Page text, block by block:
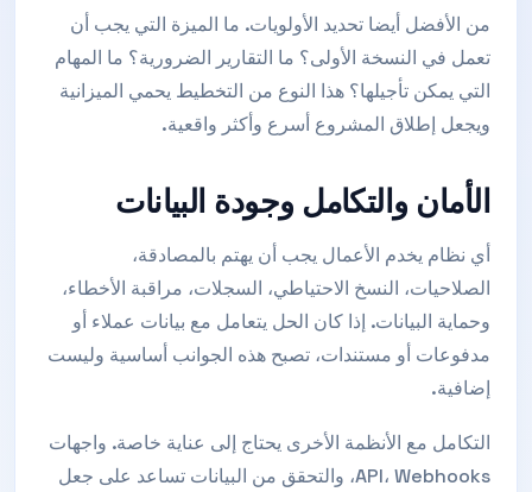
من الأفضل أيضا تحديد الأولويات. ما الميزة التي يجب أن
تعمل في النسخة الأولى؟ ما التقارير الضرورية؟ ما المهام
التي يمكن تأجيلها؟ هذا النوع من التخطيط يحمي الميزانية
ويجعل إطلاق المشروع أسرع وأكثر واقعية.
الأمان والتكامل وجودة البيانات
أي نظام يخدم الأعمال يجب أن يهتم بالمصادقة،
الصلاحيات، النسخ الاحتياطي، السجلات، مراقبة الأخطاء،
وحماية البيانات. إذا كان الحل يتعامل مع بيانات عملاء أو
مدفوعات أو مستندات، تصبح هذه الجوانب أساسية وليست
إضافية.
التكامل مع الأنظمة الأخرى يحتاج إلى عناية خاصة. واجهات
API، Webhooks، والتحقق من البيانات تساعد على جعل